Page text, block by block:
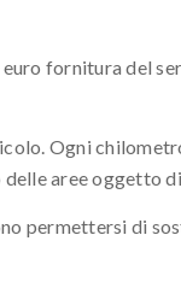
fornitura del
Ogni
aree oggetto
permettersi di